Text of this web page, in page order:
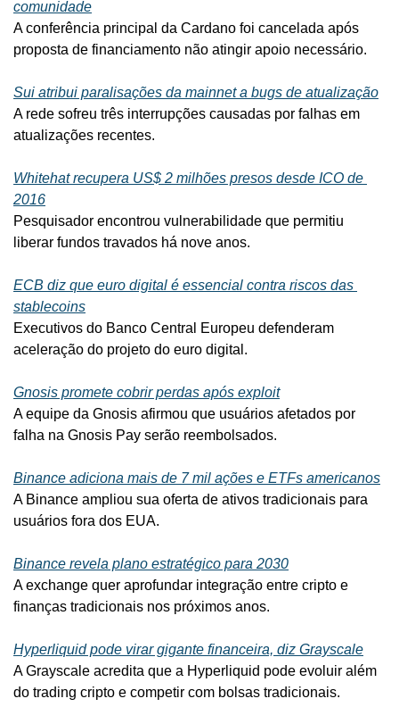
comunidade
A conferência principal da Cardano foi cancelada após
proposta de financiamento não atingir apoio necessário.
Sui atribui paralisações da mainnet a bugs de atualização
A rede sofreu três interrupções causadas por falhas em
atualizações recentes.
Whitehat recupera US$ 2 milhões presos desde ICO de
2016
Pesquisador encontrou vulnerabilidade que permitiu
liberar fundos travados há nove anos.
ECB diz que euro digital é essencial contra riscos das
stablecoins
Executivos do Banco Central Europeu defenderam
aceleração do projeto do euro digital.
Gnosis promete cobrir perdas após exploit
A equipe da Gnosis afirmou que usuários afetados por
falha na Gnosis Pay serão reembolsados.
Binance adiciona mais de 7 mil ações e ETFs americanos
A Binance ampliou sua oferta de ativos tradicionais para
usuários fora dos EUA.
Binance revela plano estratégico para 2030
A exchange quer aprofundar integração entre cripto e
finanças tradicionais nos próximos anos.
Hyperliquid pode virar gigante financeira, diz Grayscale
A Grayscale acredita que a Hyperliquid pode evoluir além
do trading cripto e competir com bolsas tradicionais.